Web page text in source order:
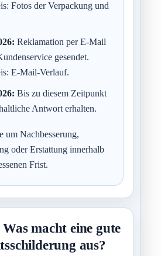
Fotos der Verpackung und
Reklamation per E-Mail
gesendet.
E-Mail-Verlauf.
Bis zu diesem Zeitpunkt
Antwort erhalten.
um Nachbesserung,
oder Erstattung innerhalb
Frist.
macht eine gute
aus?